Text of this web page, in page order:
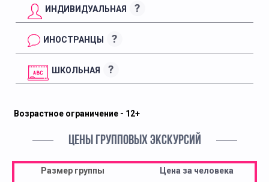
ИНДИВИДУАЛЬНАЯ ?
ИНОСТРАНЦЫ ?
ШКОЛЬНАЯ ?
Возрастное ограничение - 12+
ЦЕНЫ ГРУППОВЫХ ЭКСКУРСИЙ
Размер группы
Цена за человека